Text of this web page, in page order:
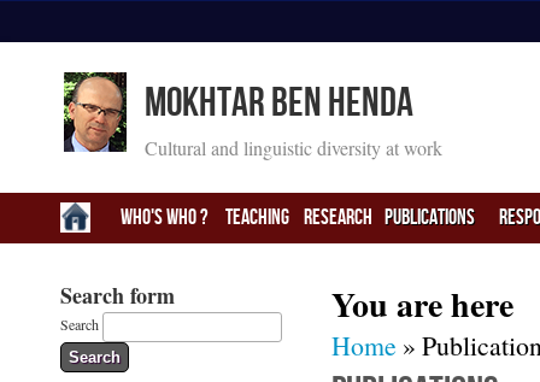
Mokhtar Ben Henda
Cultural and linguistic diversity at work
Who's Who ? Teaching Research PUBLICATIONS
Search form
Search You are here
Home »